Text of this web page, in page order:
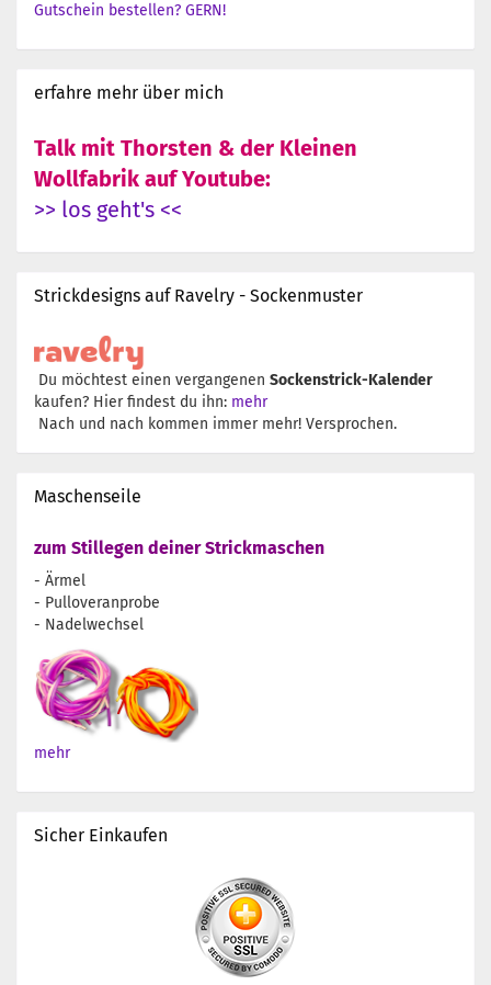
Gutschein bestellen? GERN!
erfahre mehr über mich
Talk mit Thorsten & der Kleinen
Wollfabrik auf Youtube:
>> los geht's <<
Strickdesigns auf Ravelry - Sockenmuster
Du möchtest einen vergangenen Sockenstrick-Kalender
kaufen? Hier findest du ihn: mehr
Nach und nach kommen immer mehr! Versprochen.
Maschenseile
zum Stillegen deiner Strickmaschen
- Ärmel
- Pulloveranprobe
- Nadelwechsel
mehr
Sicher Einkaufen